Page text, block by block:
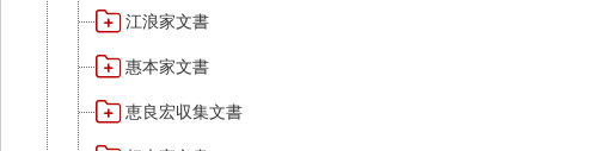
江浪家文書
惠本家文書
恵良宏収集文書